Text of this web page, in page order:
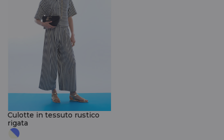
Culotte in tessuto rustico
rigata